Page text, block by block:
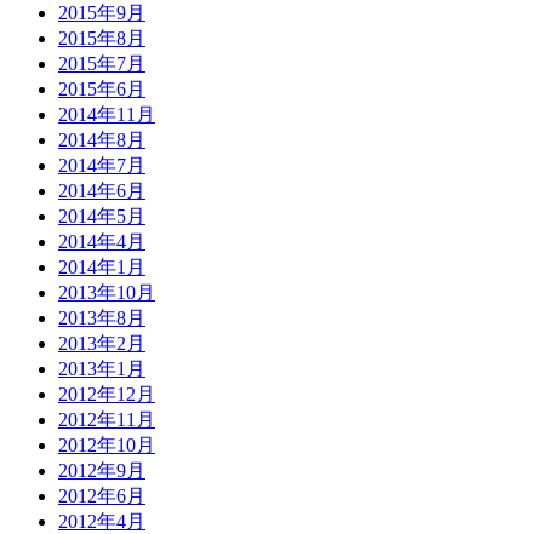
2015年9月
2015年8月
2015年7月
2015年6月
2014年11月
2014年8月
2014年7月
2014年6月
2014年5月
2014年4月
2014年1月
2013年10月
2013年8月
2013年2月
2013年1月
2012年12月
2012年11月
2012年10月
2012年9月
2012年6月
2012年4月